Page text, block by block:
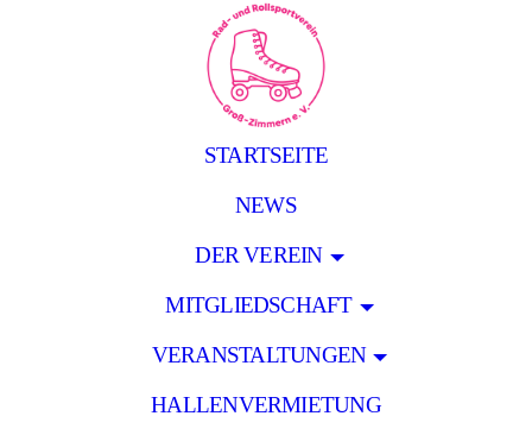
STARTSEITE
NEWS
DER VEREIN
MITGLIEDSCHAFT
VERANSTALTUNGEN
HALLENVERMIETUNG